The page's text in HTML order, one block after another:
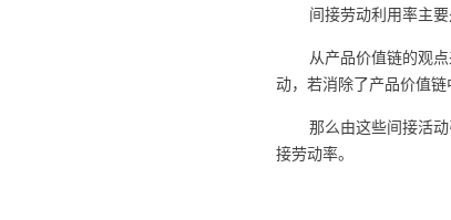
间接劳动利用率主要
从产品价值链的观
动，若消除了产品价值链
那么由这些间接活
接劳动率。